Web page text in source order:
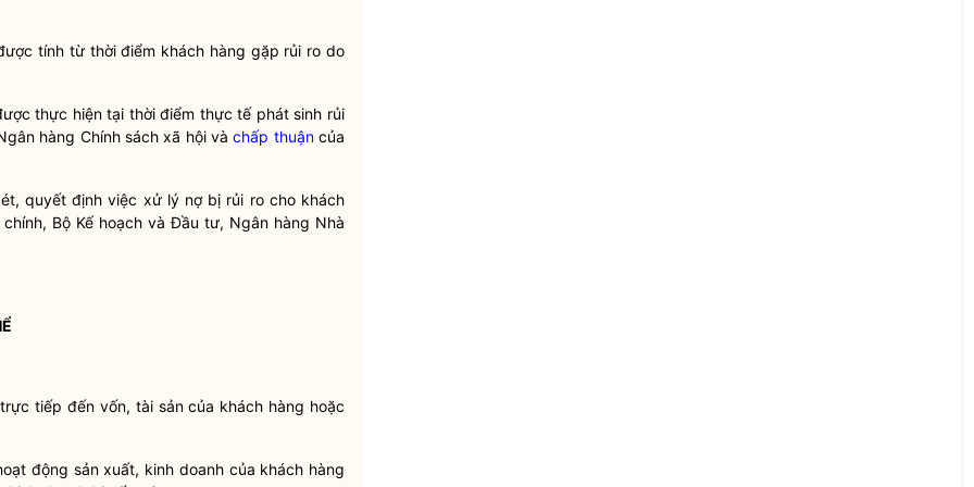
tính từ thời điểm khách hàng gặp rủi ro do
thực hiện tại thời điểm thực tế phát sinh rủi
hàng Chính sách xã hội vàchấp thuậncủa
quyết định việc xử lý nợ bị rủi ro cho khách
Bộ Kế hoạch và Đầu tư, Ngân hàng Nhà
tiếp đến vốn, tài sản của khách hàng hoặc
động sản xuất, kinh doanh của khách hàng